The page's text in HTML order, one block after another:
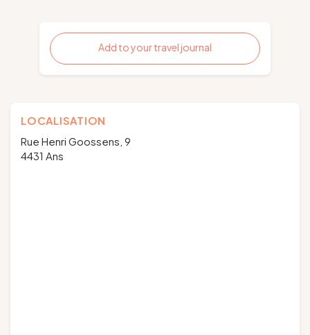
Add to your travel journal
LOCALISATION
Rue Henri Goossens, 9
4431 Ans